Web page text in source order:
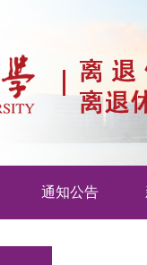
通知公告